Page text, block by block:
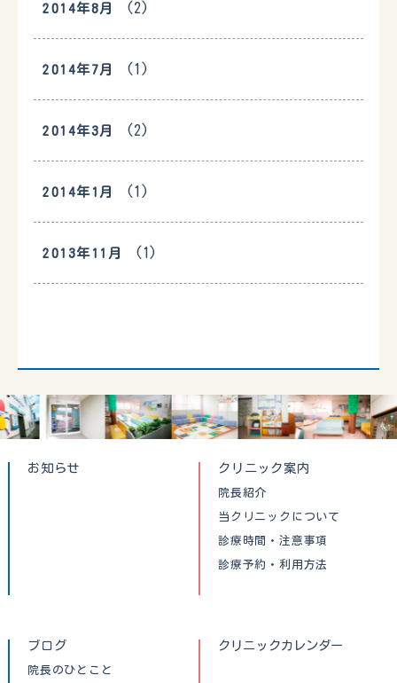
2014年8月 (2)
2014年7月 (1)
2014年3月 (2)
2014年1月 (1)
2013年11月 (1)
お知らせ クリニック案内
院長紹介
当クリニックについて
診療時間・注意事項
診療予約・利用方法
ブログ
院長のひとこと
クリニックカレンダー